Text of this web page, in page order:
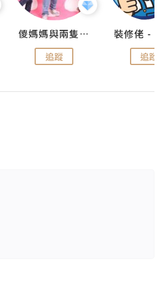
儍媽媽與兩隻小魔怪之家
追蹤 追蹤